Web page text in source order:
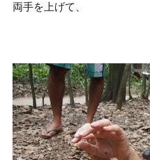
両手を上げて、